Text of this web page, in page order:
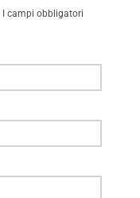
I campi obbligatori